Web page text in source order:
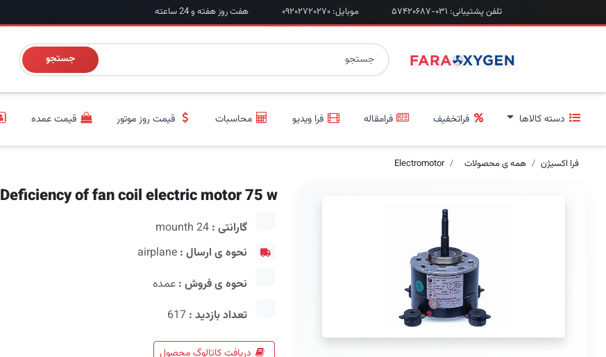
تلفن پشتیبانی: ۰۳۱-۵۷۴۲۰۶۸۷ موبایل: ۰۹۲۰۲۷۲۰۲۷۰ هفت روز هفته و 24 ساعته
جستجو
دسته کالاها فراتخفیف فرامقاله فرا ویدیو محاسبات قیمت روز موتور قیمت عمده
فرا اکسیژن همه ی محصولات Electromotor
Deficiency of fan coil electric motor 75 w
گارانتی :
نحوه ی ارسال :
نحوه ی فروش : عمده
تعداد بازدید :
دریافت کاتالوگ محصول